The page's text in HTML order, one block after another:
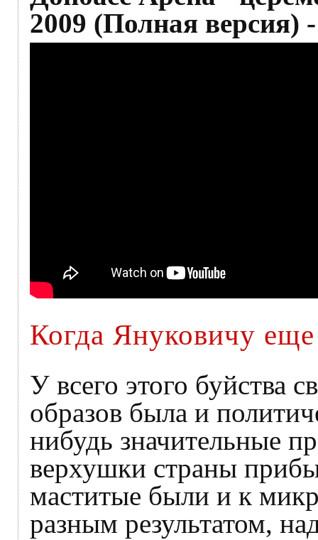
2009 (Полная версия)
Когда Януковичу
У всего этого буйства
образов была и
нибудь значительные
верхушки страны
маститые были и к
разным результатом,